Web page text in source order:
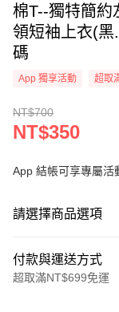
棉T--獨特簡約
領短袖上衣(黑
碼
App 獨享活動 超取
NT$700
NT$350
App 結帳可享專屬活
請選擇商品選項
付款與運送方式
超取滿NT$699免運